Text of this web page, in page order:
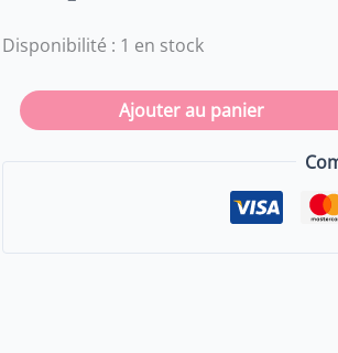
Disponibilité : 1 en stock
soleil
mauvais
oeil
Ajouter au panier